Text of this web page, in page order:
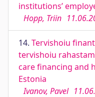
institutions’
Hopp, Triin
14. Tervishoiu
tervishoiu
care financing and
Estonia
Ivanov, Pavel